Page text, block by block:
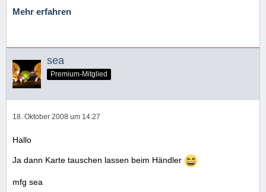
Mehr erfahren
sea
Premium-Mitglied
18. Oktober 2008 um 14:27
Hallo
Ja dann Karte tauschen lassen beim Händler
mfg sea